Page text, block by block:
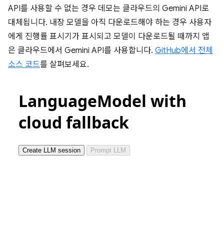
API를 사용할 수 없는 경우 데모는 클라우드의 Gemini API로
대체됩니다. 내장 모델을 아직 다운로드해야 하는 경우 사용자
에게 진행률 표시기가 표시되고 모델이 다운로드될 때까지 앱
은 클라우드에서 Gemini API를 사용합니다. GitHub에서 전체
소스 코드를 살펴보세요.